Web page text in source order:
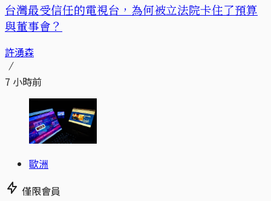
台灣最受信任的電視台，為何被立法院卡住了預算
與董事會？
許湧森
7 小時前
歐洲
僅限會員